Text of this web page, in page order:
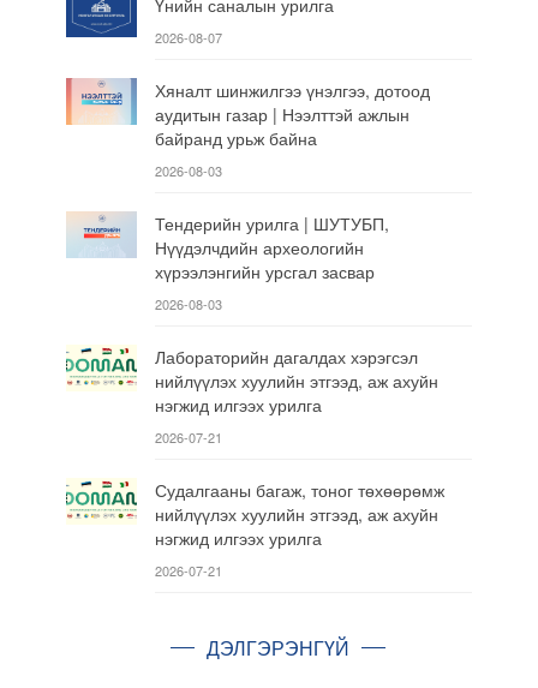
2026-08-07
Хяналт шинжилгээ үнэлгээ, дотоод
аудитын газар | Нээлттэй ажлын
байранд урьж байна
2026-08-03
Тендерийн урилга | ШУТУБП,
Нүүдэлчдийн археологийн
хүрээлэнгийн урсгал засвар
2026-08-03
Лабораторийн дагалдах хэрэгсэл
нийлүүлэх хуулийн этгээд, аж ахуйн
нэгжид илгээх урилга
2026-07-21
Судалгааны багаж, тоног төхөөрөмж
нийлүүлэх хуулийн этгээд, аж ахуйн
нэгжид илгээх урилга
2026-07-21
ДЭЛГЭРЭНГҮЙ